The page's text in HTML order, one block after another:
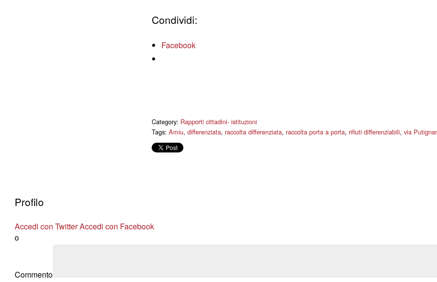
Condividi:
Facebook
Category: Rapporti cittadini- istituzioni
Tags: Amiu, differenziata, raccolta differenziata, raccolta porta a porta, rifiuti differenziabili, via
Profilo
Accedi con TwitterAccedi con Facebook
o
Commento